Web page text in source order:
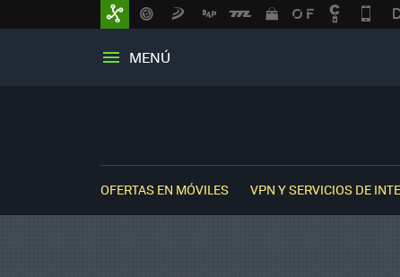
MENÚ
OFERTAS EN MÓVILES VPN Y SERVICIOS DE